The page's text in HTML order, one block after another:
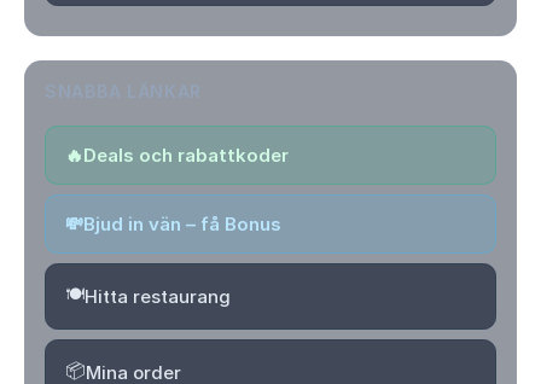
🔥Deals och rabattkoder
💸Bjud in vän – få Bonus
🍽️Hitta restaurang
📦Mina order